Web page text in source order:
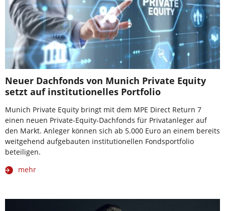
Neuer Dachfonds von Munich Private Equity
setzt auf institutionelles Portfolio
Munich Private Equity bringt mit dem MPE Direct Return 7
einen neuen Private-Equity-Dachfonds für Privatanleger auf
den Markt. Anleger können sich ab 5.000 Euro an einem bereits
weitgehend aufgebauten institutionellen Fondsportfolio
beteiligen.
mehr